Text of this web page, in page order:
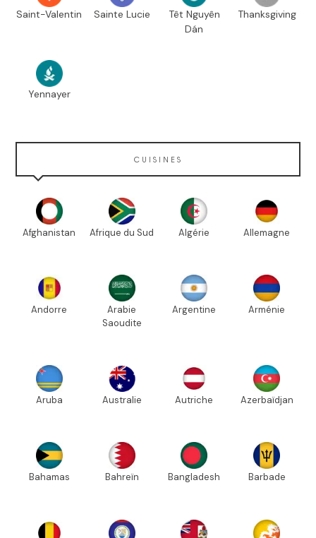
Saint-Valentin Sainte Lucie
Têt Nguyên
Dán
Thanksgiving
Yennayer
CUISINES
Afghanistan Afrique du Sud Algérie Allemagne
Andorre
Arabie
Saoudite
Argentine Arménie
Aruba Australie Autriche Azerbaïdjan
Bahamas Bahreïn Bangladesh Barbade